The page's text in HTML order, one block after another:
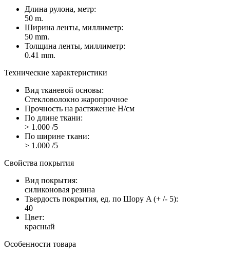
Длина рулона, метр:
50 m.
Ширина ленты, миллиметр:
50 mm.
Толщина ленты, миллиметр:
0.41 mm.
Технические характеристики
Вид тканевой основы:
Стекловолокно жаропрочное
Прочность на растяжение Н/см
По длине ткани:
> 1.000 /5
По ширине ткани:
> 1.000 /5
Свойства покрытия
Вид покрытия:
силиконовая резина
Твердость покрытия, ед. по Шору A (+ /- 5):
40
Цвет:
красный
Особенности товара